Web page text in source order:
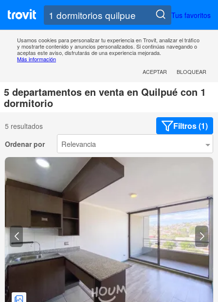
Tus favoritos
Usamos cookies para personalizar tu experiencia en Trovit, analizar el tráfico
y mostrarte contenido y anuncios personalizados. Si continúas navegando o
aceptas este aviso, disfrutarás de una experiencia mejorada.
Más información
ACEPTAR
BLOQUEAR
5 departamentos en venta en Quilpué con 1
dormitorio
5 resultados Filtros (1)
Ordenar por